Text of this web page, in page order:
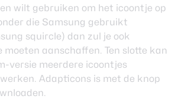
wilt gebruiken om het icoontje op
die Samsung gebruikt
squircle) dan zul je ook
moeten aanschaffen. Ten slotte kan
versie meerdere icoontjes
Adapticons is met de knop